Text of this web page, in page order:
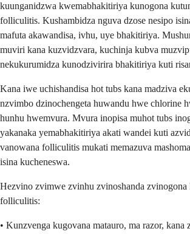
kuunganidzwa kwemabhakitiriya kunogona
folliculitis. Kushambidza nguva dzose nesipo
mafuta akawandisa, ivhu, uye bhakitiriya.
muviri kana kuzvidzvara, kuchinja kubva
nekukurumidza kunodzivirira bhakitiriya kuti
Kana iwe uchishandisa hot tubs kana madziva
nzvimbo dzinochengeta huwandu hwe chlorine
hunhu hwemvura. Mvura inopisa muhot tubs
yakanaka yemabhakitiriya akati wandei kuti
vanowana folliculitis mukati memazuva
isina kucheneswa.
Hezvino zvimwe zvinhu zvinoshanda
folliculitis:
• Kunzvenga kugovana matauro, ma razor, kana